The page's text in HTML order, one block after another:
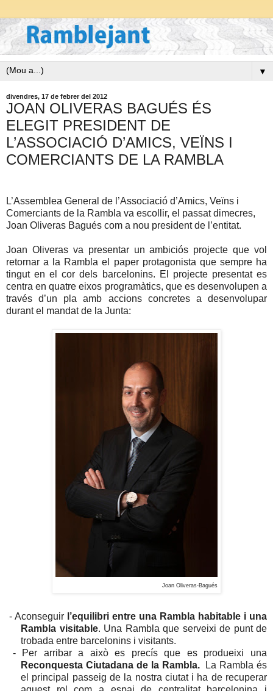
▼
divendres, 17 de febrer del 2012
JOAN OLIVERAS BAGUÉS ÉS
ELEGIT PRESIDENT DE
L’ASSOCIACIÓ D’AMICS, VEÏNS I
COMERCIANTS DE LA RAMBLA
L’Assemblea General de l’Associació d’Amics, Veïns i
Comerciants de la Rambla va escollir, el passat dimecres,
Joan Oliveras Bagués com a nou president de l’entitat.
Joan Oliveras va presentar un ambiciós projecte que vol
retornar a la Rambla el paper protagonista que sempre ha
tingut en el cor dels barcelonins. El projecte presentat es
centra en quatre eixos programàtics, que esdesenvolupen a
través d’un pla amb accions concretes a desenvolupar
durant el mandat de la Junta:
Joan Oliveras-Bagués
- Aconseguir l’equilibri entre una Rambla habitable i una
Rambla visitable. Una Rambla que serveixi de punt de
trobada entre barcelonins i visitants.
- Per arribar a aixòes precís que es produeixi una
Reconquesta Ciutadana de la Rambla.La Rambla és
el principal passeig de la nostra ciutat i ha de recuperar